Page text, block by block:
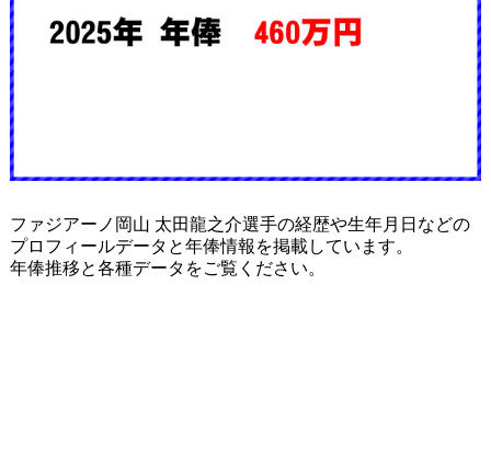
ファジアーノ岡山 太田龍之介選手の経歴や生年月日などの
プロフィールデータと年俸情報を掲載しています。
年俸推移と各種データをご覧ください。